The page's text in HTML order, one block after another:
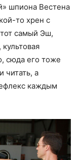
шпиона Вестена
то хрен с
самый Эш,
сюда его тоже
читать, а
каждым